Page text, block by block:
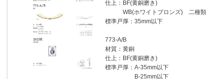
仕上：BF(黄銅磨き)
WB(ホワイトブロンズ) 二種類
標準戸厚：35mm以下
773-A/B
材質：黄銅
仕上：BF(黄銅磨き)
標準戸厚：A-35mm以下
B-25mm以下